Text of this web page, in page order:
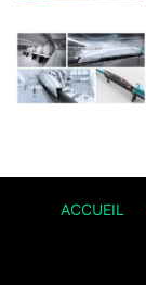
ACCUEIL